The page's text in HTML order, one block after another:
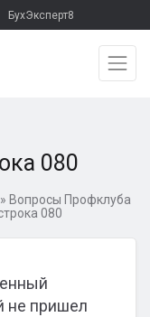
БухЭксперт8
080
» Вопросы Профклуба
080
не пришел